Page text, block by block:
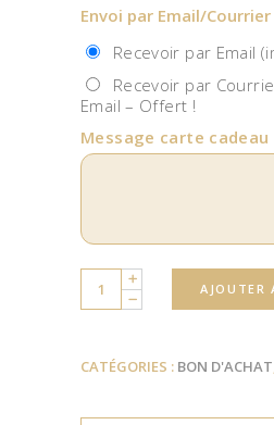
Envoi par Email/Courrier
Recevoir par Email
Recevoir par
Email – Offert !
Message carte cadeau
Quantity AJOUTER
CATÉGORIES : BON D'ACHAT